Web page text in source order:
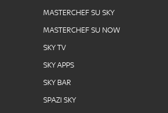
MASTERCHEF SU SKY
MASTERCHEF SU NOW
SKY TV
SKY APPS
SKY BAR
SPAZI SKY